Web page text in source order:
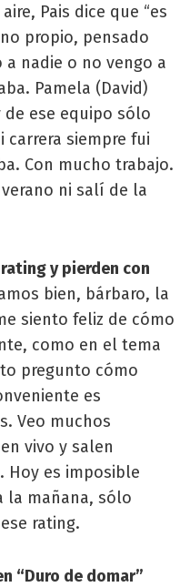
Pais dice que “es
propio, pensado
nadie o no vengo a
Pamela (David)
ese equipo sólo
carrera siempre fui
Con mucho trabajo.
ni salí de la
y pierden con
bien, bárbaro, la
siento feliz de cómo
como en el tema
pregunto cómo
es
Veo muchos
vivo y salen
Hoy es imposible
la mañana, sólo
rating.
“Duro de domar”